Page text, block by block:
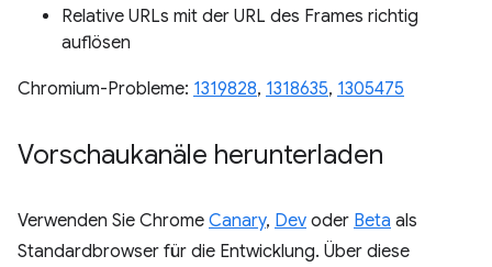
Relative URLs mit der URL des Frames richtig
auflösen
Chromium-Probleme: 1319828, 1318635, 1305475
Vorschaukanäle herunterladen
Verwenden Sie Chrome Canary, Dev oder Beta als
Standardbrowser für die Entwicklung. Über diese